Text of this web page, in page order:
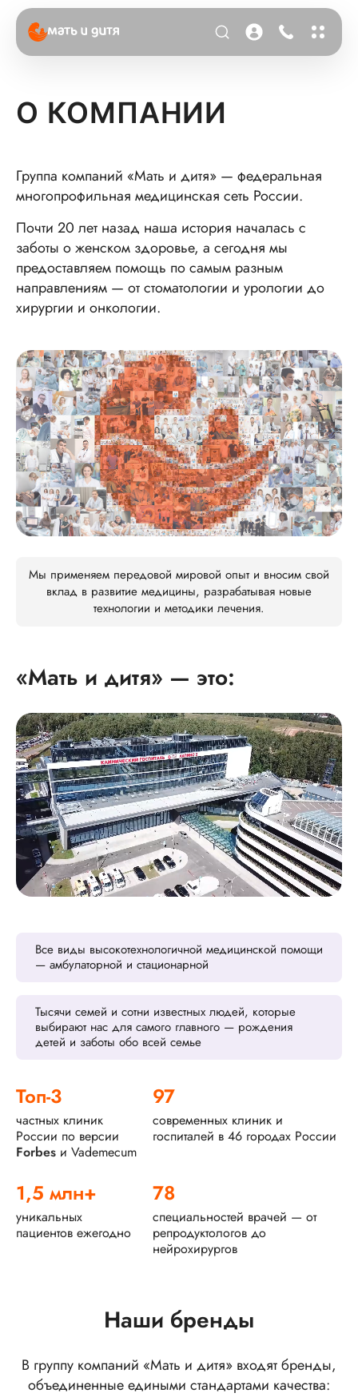
О КОМПАНИИ
Группа компаний «Мать и дитя» — федеральная
многопрофильная медицинская сеть России.
Почти 20 лет назад наша история началась с
заботы о женском здоровье, а сегодня мы
предоставляем помощь по самым разным
направлениям — от стоматологии и урологии до
хирургии и онкологии.
Мы применяем передовой мировой опыт и вносим свой
вклад в развитие медицины, разрабатывая новые
технологии и методики лечения.
«Мать и дитя» — это:
Все виды высокотехнологичной медицинской помощи
— амбулаторной и стационарной
Тысячи семей и сотни известных людей, которые
выбирают нас для самого главного — рождения
детей и заботы обо всей семье
Топ-3
частных клиник
России по версии
Forbes и Vademecum
97
современных клиник и
госпиталей в 46 городах России
1,5 млн+
уникальных
пациентов ежегодно
78
специальностей врачей — от
репродуктологов до
нейрохирургов
Наши бренды
В группу компаний «Мать и дитя» входят бренды,
объединенные едиными стандартами качества: